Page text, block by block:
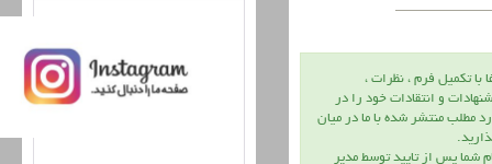
با تكميل فرم ، نظرات ،
و انتقادات خود را در
مطلب منتشر شده با ما در ميان
شما پس از تاييد توسط مدير